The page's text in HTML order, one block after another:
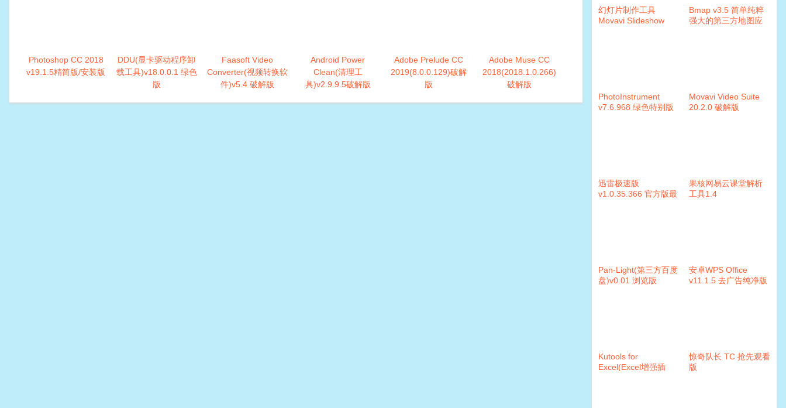
Photoshop CC 2018
v19.1.5精简版/安装版
DDU(显卡驱动程序卸
载工具)v18.0.0.1 绿色
版
Faasoft Video
Converter(视频转换软
件)v5.4 破解版
Android Power
Clean(清理工
具)v2.9.9.5破解版
Adobe Prelude CC
2019(8.0.0.129)破解
版
Adobe Muse CC
2018(2018.1.0.266)
破解版
幻灯片制作工具
Movavi Slideshow
Bmap v3.5 简单纯粹
强大的第三方地图应
PhotoInstrument
v7.6.968 绿色特别版
Movavi Video Suite
20.2.0 破解版
迅雷极速版
v1.0.35.366 官方版最
果核网易云课堂解析
工具1.4
Pan-Light(第三方百度
盘)v0.01 浏览版
安卓WPS Office
v11.1.5 去广告纯净版
Kutools for
Excel(Excel增强插
惊奇队长 TC 抢先观看
版